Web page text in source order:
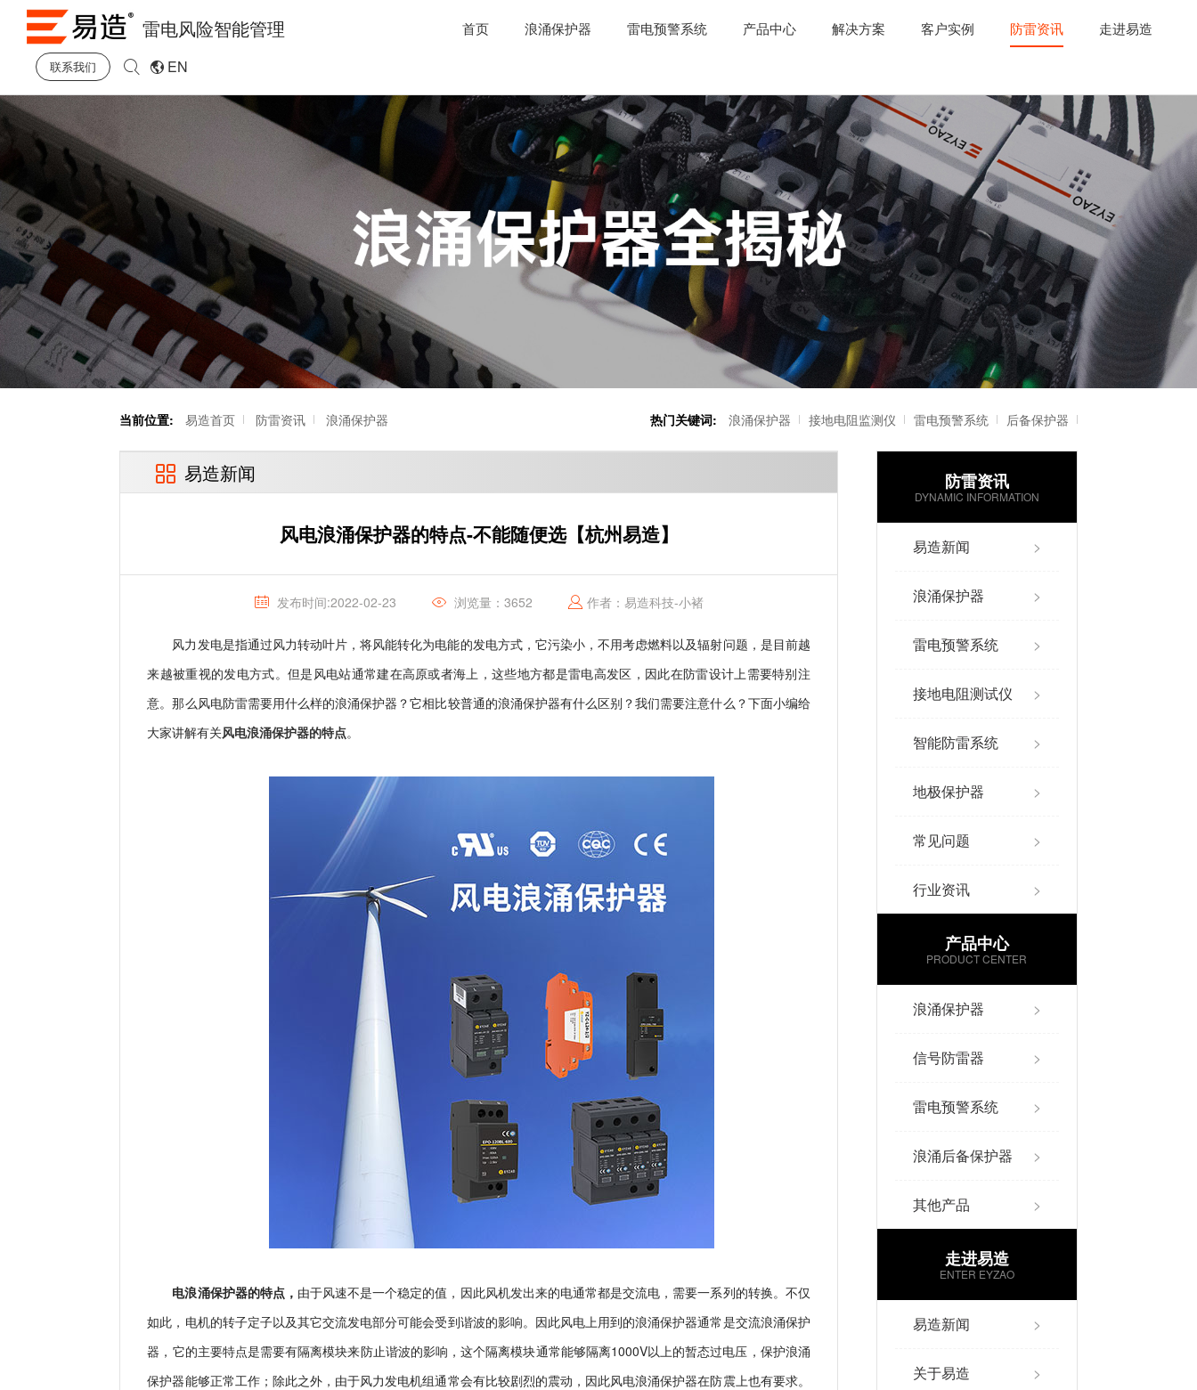
雷电风险智能管理 首页 浪涌保护器 雷电预警系统 产品中心 解决方案 客户实例 防雷资讯 走进易造
联系我们 EN
当前位置: 易造首页 防雷资讯 浪涌保护器 热门关键词: 浪涌保护器 接地电阻监测仪 雷电预警系统 后备保护器
雷电记录仪 智能防雷系统
易造新闻
风电浪涌保护器的特点-不能随便选【杭州易造】
发布时间:2022-02-23 浏览量：3652 作者：易造科技-小褚
风力发电是指通过风力转动叶片，将风能转化为电能的发电方式，它污染小，不用考虑燃料以及辐射问题，是目前越
来越被重视的发电方式。但是风电站通常建在高原或者海上，这些地方都是雷电高发区，因此在防雷设计上需要特别注
意。那么风电防雷需要用什么样的浪涌保护器？它相比较普通的浪涌保护器有什么区别？我们需要注意什么？下面小编给
大家讲解有关风电浪涌保护器的特点。
电浪涌保护器的特点， 由于风速不是一个稳定的值，因此风机发出来的电通常都是交流电，需要一系列的转换。不仅
如此，电机的转子定子以及其它交流发电部分可能会受到谐波的影响。因此风电上用到的浪涌保护器通常是交流浪涌保护
器，它的主要特点是需要有隔离模块来防止谐波的影响，这个隔离模块通常能够隔离1000V以上的暂态过电压，保护浪涌
保护器能够正常工作；除此之外，由于风力发电机组通常会有比较剧烈的震动，因此风电浪涌保护器在防震上也有要求。
防雷资讯
DYNAMIC INFORMATION
易造新闻 >
浪涌保护器 >
雷电预警系统 >
接地电阻测试仪 >
智能防雷系统 >
地极保护器 >
常见问题 >
行业资讯 >
产品中心
PRODUCT CENTER
浪涌保护器 >
信号防雷器 >
雷电预警系统 >
浪涌后备保护器 >
其他产品 >
走进易造
ENTER EYZAO
易造新闻 >
关于易造 >